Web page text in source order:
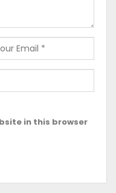
in this browser